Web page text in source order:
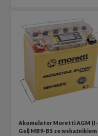
Akumulator Moretti AGM (I-
Gel) MB9-BS ze wskaźnikiem